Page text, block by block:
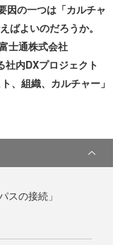
因の一つは「カルチャ
ばよいのだろうか。
士通株式会社
内DXプロジェクト
、組織、カルチャー」
スの接続」